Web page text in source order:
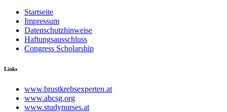
Startseite
Impressum
Datenschutzhinweise
Haftungsausschluss
Congress Scholarship
Links
www.brustkrebsexperten.at
www.abcsg.org
www.studynurses.at